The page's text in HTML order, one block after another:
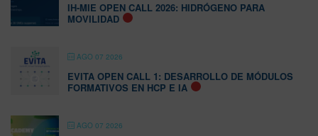
IH-MIE OPEN CALL 2026: HIDRÓGENO PARA
MOVILIDAD
AGO 07 2026
EVITA OPEN CALL 1: DESARROLLO DE MÓDULOS
FORMATIVOS EN HCP E IA
AGO 07 2026